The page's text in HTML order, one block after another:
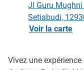
Jl Guru
Setiabudi,
Voir la carte
Vivez une